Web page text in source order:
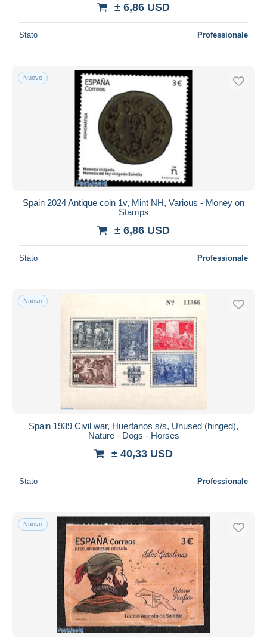
± 6,86 USD
Stato Professionale
Nuovo
Spain 2024 Antique coin 1v, Mint NH, Various - Money on
Stamps
± 6,86 USD
Stato Professionale
Nuovo
Spain 1939 Civil war, Huerfanos s/s, Unused (hinged),
Nature - Dogs - Horses
± 40,33 USD
Stato Professionale
Nuovo